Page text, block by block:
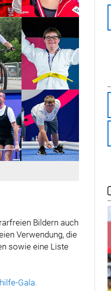
Bildern auch
Verwendung, die
sowie eine Liste
Gala.